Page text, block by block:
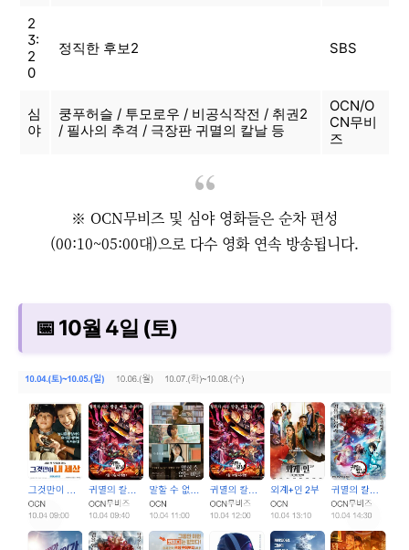
2
3:
2
0
정직한 후보2 SBS
심
야
쿵푸허슬 / 투모로우 / 비공식작전 / 취권2
/ 필사의 추격 / 극장판 귀멸의 칼날 등
OCN/O
CN무비
즈
※ OCN무비즈 및 심야 영화들은 순차 편성
(00:10~05:00대)으로 다수 영화 연속 방송됩니다.
📅 10월 4일 (토)